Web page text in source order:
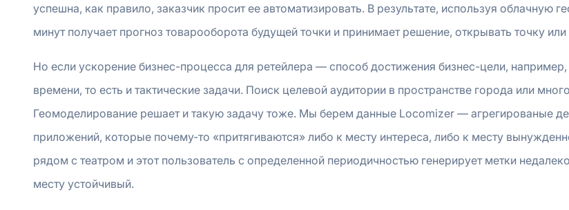
успешна, как правило, заказчик просит ее автоматизировать. В результате, используя облачную
минут получает прогноз товарооборота будущей точки и принимает решение, открывать точку или
Но если ускорение бизнес-процесса для ретейлера — способ достижения бизнес-цели,
времени, то есть и тактические задачи. Поиск целевой аудитории в пространстве города или
Геомоделирование решает и такую задачу тоже. Мы берем данные Locomizer — агрегированые
приложений, которые почему-то «притягиваются» либо к месту интереса, либо к месту
рядом с театром и этот пользователь с определенной периодичностью генерирует метки
месту устойчивый.